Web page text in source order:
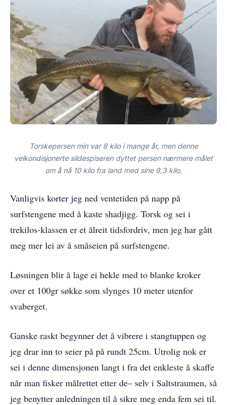
Torskepersen min var 8 kilo i mange år, men denne
velkondisjonerte sildespiseren dyttet persen nærmere målet
om å nå 10 kilo fra land med sine 9,3 kilo.
Vanligvis korter jeg ned ventetiden på napp på
surfstengene med å kaste shadjigg. Torsk og sei i
trekilos-klassen er et ålreit tidsfordriv, men jeg har gått
meg mer lei av å småseien på surfstengene.
Løsningen blir å lage ei hekle med to blanke kroker
over et 100gr søkke som slynges 10 meter utenfor
svaberget.
Ganske raskt begynner det å vibrere i stangtuppen og
jeg drar inn to seier på på rundt 25cm. Utrolig nok er
sei i denne dimensjonen langt i fra det enkleste å skaffe
når man fisker målrettet etter de– selv i Saltstraumen, så
jeg benytter anledningen til å sikre meg enda fem sei til.